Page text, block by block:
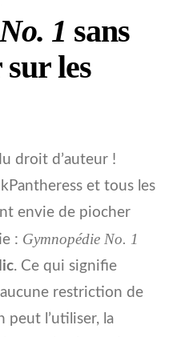
1 sans
les
droit d’auteur !
et tous les
envie de piocher
: Gymnopédie No. 1
. Ce qui signifie
restriction de
peut l’utiliser, la